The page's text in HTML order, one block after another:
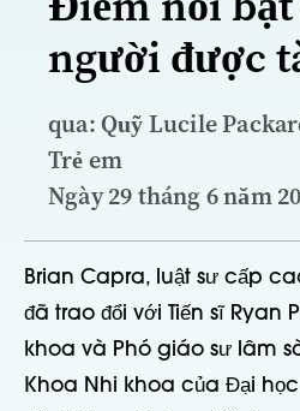
người được
qua: Quỹ Lucile
Trẻ em
Ngày 29 tháng 6 năm
Brian Capra, luật sư cấp
đã trao đổi với Tiến sĩ Ryan
khoa và Phó giáo sư lâm
Khoa Nhi khoa của Đại